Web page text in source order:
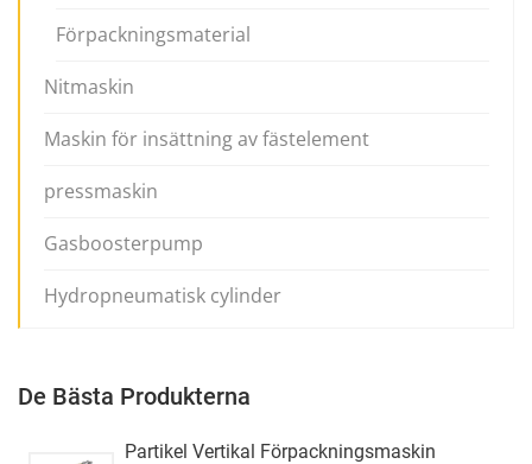
Förpackningsmaterial
Nitmaskin
Maskin för insättning av fästelement
pressmaskin
Gasboosterpump
Hydropneumatisk cylinder
De Bästa Produkterna
Partikel Vertikal Förpackningsmaskin